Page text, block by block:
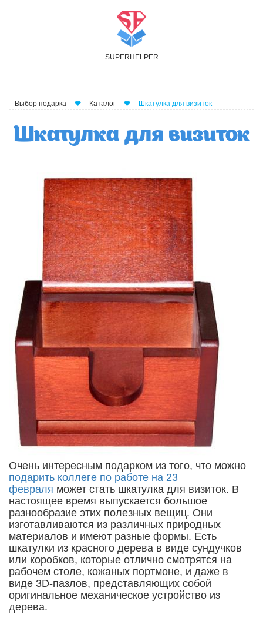
SUPER H ELPER
Выбор подарка Каталог Шкатулка для визиток
Шкатулка для визиток
Очень интересным подарком из того, что можно
подарить коллеге по работе на 23
февраля может стать шкатулка для визиток. В
настоящее время выпускается большое
разнообразие этих полезных вещиц. Они
изготавливаются из различных природных
материалов и имеют разные формы. Есть
шкатулки из красного дерева в виде сундучков
или коробков, которые отлично смотрятся на
рабочем столе, кожаных портмоне, и даже в
виде 3D-пазлов, представляющих собой
оригинальное механическое устройство из
дерева.